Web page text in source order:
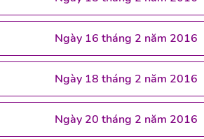
Ngày 16 tháng 2 năm 2016
Ngày 18 tháng 2 năm 2016
Ngày 20 tháng 2 năm 2016